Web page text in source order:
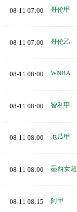
08-11 07:00 哥伦甲
08-11 07:00 哥伦乙
08-11 08:00 WNBA
08-11 08:00 智利甲
08-11 08:00 厄瓜甲
08-11 08:00 墨西女超
08-11 08:15 阿甲